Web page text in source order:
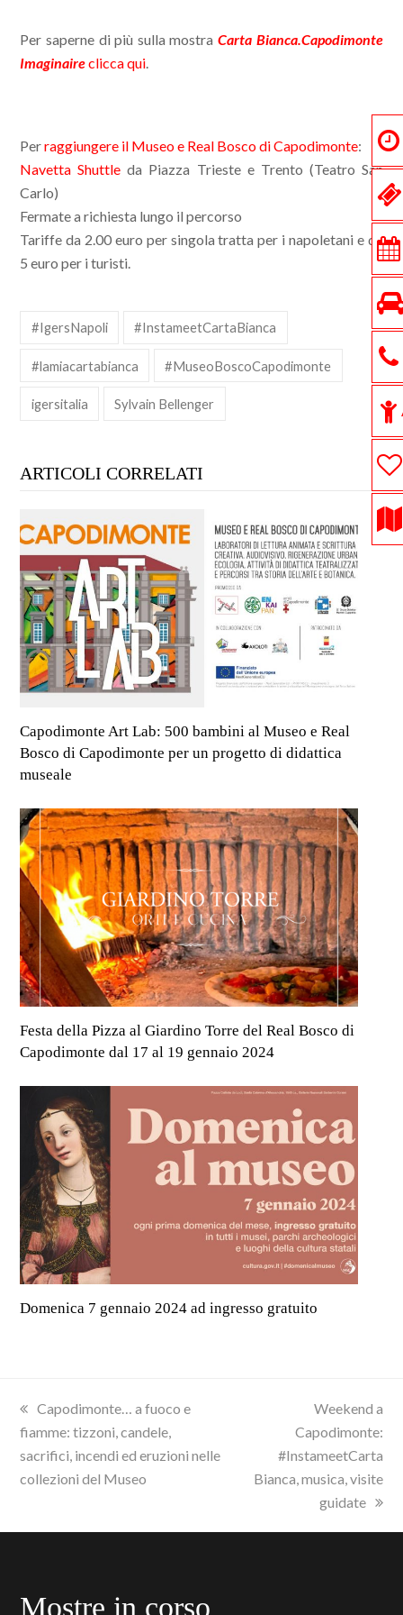
Per saperne di più sulla mostra Carta Bianca.Capodimonte
Imaginaireclicca qui
Perraggiungere il Museo e Real Bosco di Capodimonte:
Navetta Shuttle da Piazza Trieste e Trento (Teatro San
Carlo)
Fermate a richiesta lungo il percorso
Tariffe da 2.00 euro per singola tratta per i napoletani e da
5 euro per i turisti.
#IgersNapoli #InstameetCartaBianca
#lamiacartabianca #MuseoBoscoCapodimonte
igersitalia Sylvain Bellenger
ARTICOLI CORRELATI
Capodimonte Art Lab: 500 bambini al Museo e Real
Bosco di Capodimonte per un progetto di didattica
museale
Festa della Pizza al Giardino Torre del Real Bosco di
Capodimonte dal 17 al 19 gennaio 2024
Domenica 7 gennaio 2024 ad ingresso gratuito
previous
post:
Capodimonte… a fuoco e
fiamme: tizzoni, candele,
sacrifici, incendi ed eruzioni nelle
collezioni del Museo
next
post:
Weekend a
Capodimonte:
#InstameetCarta
Bianca, musica, visite
guidate
Mostre in corso